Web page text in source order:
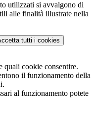
utilizzati si avvalgono di
alle finalità illustrate nella
tutti i cookies
quali cookie consentire.
il funzionamento della
al funzionamento potete